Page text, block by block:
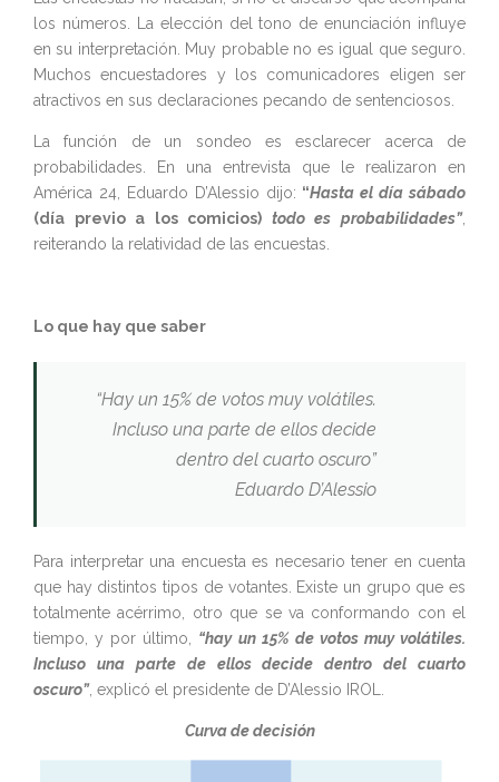
los números. La elección del tono de enunciación influye
en su interpretación. Muy probable no es igual que seguro.
Muchos encuestadores y los comunicadores eligen ser
atractivos en sus declaraciones pecando de sentenciosos.
La función de un sondeo es esclarecer acerca de
probabilidades. En una entrevista que le realizaron en
América 24, Eduardo D’Alessio dijo: “Hasta el día sábado
(día previo a los comicios) todo es probabilidades”,
reiterando la relatividad de las encuestas.
Lo que hay que saber
“Hay un 15% de votos muy volátiles.
Incluso una parte de ellos decide
dentro del cuarto oscuro”
Eduardo D’Alessio
Para interpretar una encuesta es necesario tener en cuenta
que hay distintos tipos de votantes. Existe un grupo que es
totalmente acérrimo, otro que se va conformando con el
tiempo, y por último, “hay un 15% de votos muy volátiles.
Incluso una parte de ellos decide dentro del cuarto
oscuro”, explicó el presidente de D’Alessio IROL.
Curva de decisión